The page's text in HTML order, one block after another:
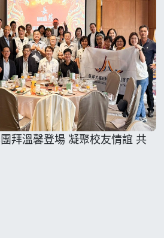
拜溫馨登場 凝聚校友情誼 共